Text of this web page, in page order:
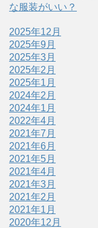
な服装がいい？
2025年12月
2025年9月
2025年3月
2025年2月
2025年1月
2024年2月
2024年1月
2022年4月
2021年7月
2021年6月
2021年5月
2021年4月
2021年3月
2021年2月
2021年1月
2020年12月